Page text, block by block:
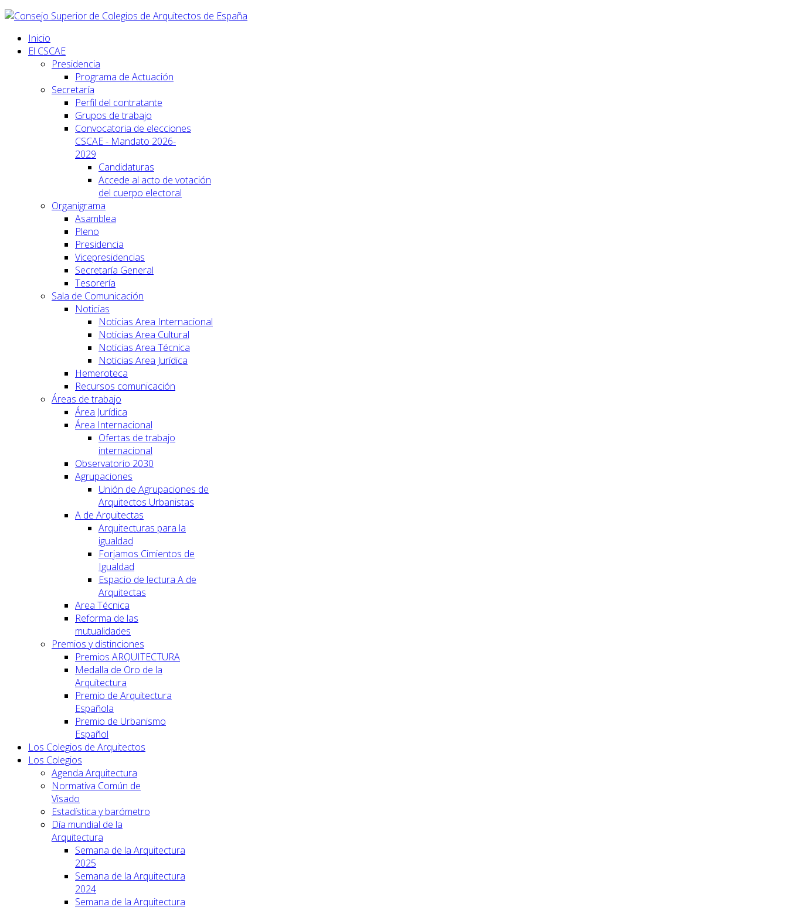
Inicio
El CSCAE
Presidencia
Programa de Actuación
Secretaría
Perfil del contratante
Grupos de trabajo
Convocatoria de elecciones
CSCAE - Mandato 2026-
2029
Candidaturas
Accede al acto de votación
del cuerpo electoral
Organigrama
Asamblea
Pleno
Presidencia
Vicepresidencias
Secretaría General
Tesorería
Sala de Comunicación
Noticias
Noticias Area Internacional
Noticias Area Cultural
Noticias Area Técnica
Noticias Area Jurídica
Hemeroteca
Recursos comunicación
Áreas de trabajo
Área Jurídica
Área Internacional
Ofertas de trabajo
internacional
Observatorio 2030
Agrupaciones
Unión de Agrupaciones de
Arquitectos Urbanistas
A de Arquitectas
Arquitecturas para la
igualdad
Forjamos Cimientos de
Igualdad
Espacio de lectura A de
Arquitectas
Area Técnica
Reforma de las
mutualidades
Premios y distinciones
Premios ARQUITECTURA
Medalla de Oro de la
Arquitectura
Premio de Arquitectura
Española
Premio de Urbanismo
Español
Los Colegios de Arquitectos
Los Colegios
Agenda Arquitectura
Normativa Común de
Visado
Estadística y barómetro
Día mundial de la
Arquitectura
Semana de la Arquitectura
2025
Semana de la Arquitectura
2024
Semana de la Arquitectura